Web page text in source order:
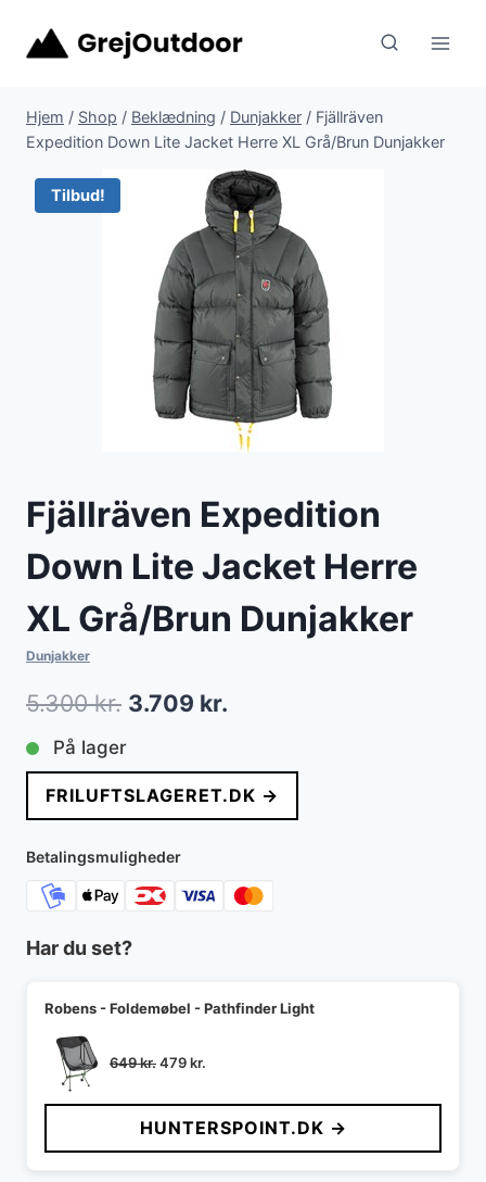
Hjem / Shop / Beklædning / Dunjakker / Fjällräven
Expedition Down Lite Jacket Herre XL Grå/Brun Dunjakker
Tilbud!
Fjällräven Expedition
Down Lite Jacket Herre
XL Grå/Brun Dunjakker
Dunjakker
5.300kr. Den
pris
var:
5.300 kr..
3.709 kr.
pris
er:
På lager
FRILUFTSLAGERET.DK →
Betalingsmuligheder
Har du set?
Robens - Foldemøbel - Pathfinder Light
649kr.Den
pris
var:
649 kr..
479kr.
pris
er:
479 kr..
HUNTERSPOINT.DK →